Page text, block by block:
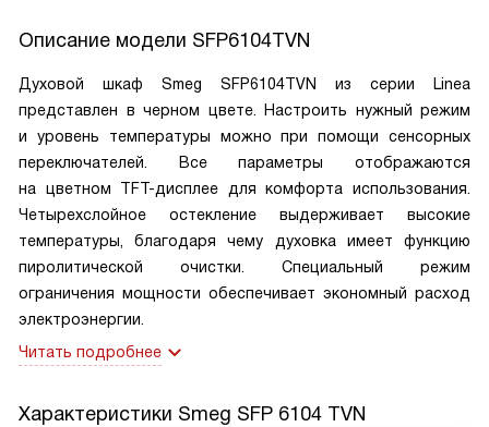
Описание модели SFP6104TVN
Духовой шкаф Smeg SFP6104TVN из серии Linea
представлен в черном цвете. Настроить нужный режим
и уровень температуры можно при помощи сенсорных
переключателей. Все параметры отображаются
на цветном TFT-дисплее для комфорта использования.
Четырехслойное остекление выдерживает высокие
температуры, благодаря чему духовка имеет функцию
пиролитической очистки. Специальный режим
ограничения мощности обеспечивает экономный расход
электроэнергии.
Читать подробнее
Характеристики Smeg SFP 6104 TVN